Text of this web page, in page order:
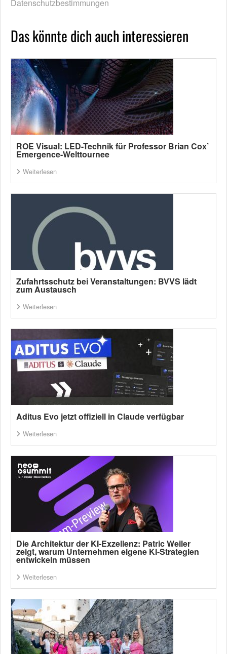
Datenschutzbestimmungen
Das könnte dich auch interessieren
ROE Visual: LED-Technik für Professor Brian Cox’
Emergence-Welttournee
Weiterlesen
Zufahrtsschutz bei Veranstaltungen: BVVS lädt
zum Austausch
Weiterlesen
Aditus Evo jetzt offiziell in Claude verfügbar
Weiterlesen
Die Architektur der KI-Exzellenz: Patric Weiler
zeigt, warum Unternehmen eigene KI-Strategien
entwickeln müssen
Weiterlesen